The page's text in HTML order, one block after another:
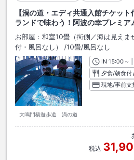
【渦の道・エディ共通入館チケッ
ランドで味わう！阿波の幸プレミア
お部屋： 和室10畳（街側／海は見えま
付・風呂なし）
/10畳/風呂なし
大鳴門橋遊歩道 渦の道
INチェック
15:00 ～
夕食/朝食付
現地/事前支
税込